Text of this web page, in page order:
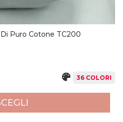
Puro Cotone TC200
36 COLORI